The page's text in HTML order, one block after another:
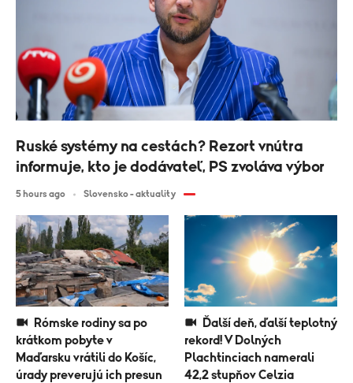
Ruské systémy na cestách? Rezort vnútra
informuje, kto je dodávateľ, PS zvoláva výbor
5 hours ago Slovensko - aktuality
krátkom pobyte v
Maďarsku vrátili do Košíc,
úrady preverujú ich presun
rekord! V Dolných
Plachtinciach namerali
42,2 stupňov Celzia